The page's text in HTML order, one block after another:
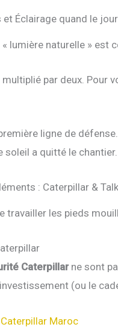
Éclairage quand le
lumière naturelle » est
par deux. Pour
ligne de
soleil a quitté le chantier.
: Caterpillar &
travailler les pieds
Caterpillarne sont
(ou le
Maroc